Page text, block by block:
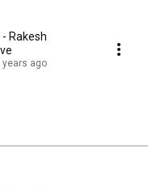
Rakesh
years ago